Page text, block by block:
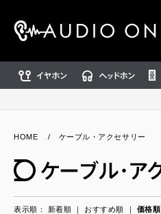
HOME / ケーブル・アクセサリー
表示順： 新着順 ｜ おすすめ順 ｜ 価格順